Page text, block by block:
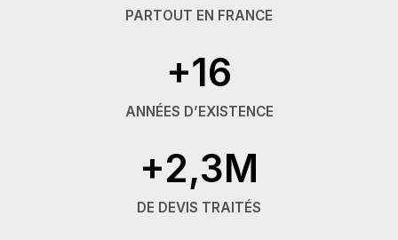
PARTOUT EN FRANCE
+16
ANNÉES D’EXISTENCE
+2,3M
DE DEVIS TRAITÉS